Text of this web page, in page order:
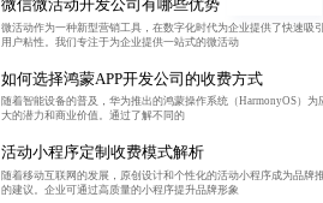
微信微活动开发公司有哪些优势
微活动作为一种新型营销工具，在数字化时代为企业提供了快速
用户粘性。我们专注于为企业提供一站式的微活动
如何选择鸿蒙APP开发公司的收费方式
随着智能设备的普及，华为推出的鸿蒙操作系统（HarmonyOS）
大的潜力和商业价值。通过了解不同的
活动小程序定制收费模式解析
随着移动互联网的发展，原创设计和个性化的活动小程序成为品
的建议。企业可通过高质量的小程序提升品牌形象